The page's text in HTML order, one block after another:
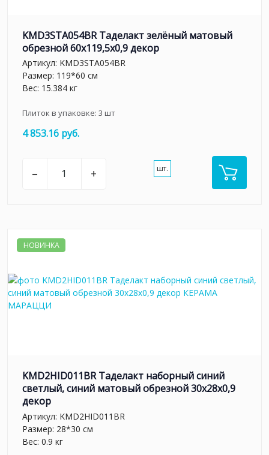
KMD3STA054BR Таделакт зелёный матовый
обрезной 60x119,5x0,9 декор
Артикул: KMD3STA054BR
Размер: 119*60 см
Вес: 15.384 кг
Плиток в упаковке: 3 шт
4 853.16 руб.
– + шт.
НОВИНКА
KMD2HID011BR Таделакт наборный синий
светлый, синий матовый обрезной 30x28x0,9
декор
Артикул: KMD2HID011BR
Размер: 28*30 см
Вес: 0.9 кг